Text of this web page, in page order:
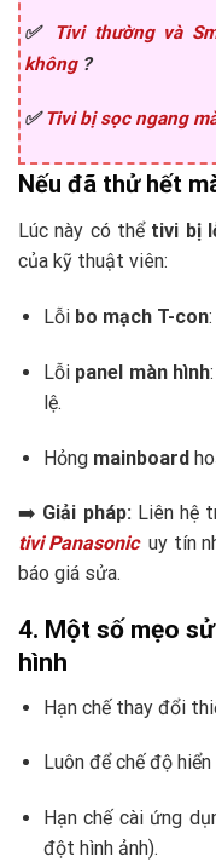
✅
Tivi thường và
không?
✅Tivi bị sọc ngang
Nếu đã thử hết
Lúc này có thể tivi bị
của kỹ thuật viên:
Lỗi bo mạch T-con
Lỗi panel màn hình
lệ.
Hỏng mainboard
➡️ Giải pháp:Liên hệ
tivi Panasonic uy tín
báo giá sửa.
4. Một số mẹo
hình
Hạn chế thay đổi
Luôn để chế độ
Hạn chế cài ứng
đột hình ảnh).